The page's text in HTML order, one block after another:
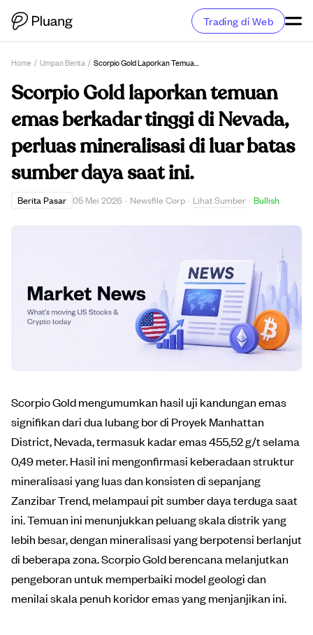
Trading di Web
Home / Umpan Berita / Scorpio Gold Laporkan Temuan Emas Berkadar Tinggi Di Nevada, Perluas Mineralisasi Di Luar Batas Sumber Daya Saat Ini.
Scorpio Gold laporkan temuan
emas berkadar tinggi di Nevada,
perluas mineralisasi di luar batas
sumber daya saat ini.
Berita Pasar 05 Mei 2026 · Newsfile Corp · Lihat Sumber · Bullish
Scorpio Gold mengumumkan hasil uji kandungan emas
signifikan dari dua lubang bor di Proyek Manhattan
District, Nevada, termasuk kadar emas 455,52 g/t selama
0,49 meter. Hasil ini mengonfirmasi keberadaan struktur
mineralisasi yang luas dan konsisten di sepanjang
Zanzibar Trend, melampaui pit sumber daya terduga saat
ini. Temuan ini menunjukkan peluang skala distrik yang
lebih besar, dengan mineralisasi yang berpotensi berlanjut
di beberapa zona. Scorpio Gold berencana melanjutkan
pengeboran untuk memperbaiki model geologi dan
menilai skala penuh koridor emas yang menjanjikan ini.